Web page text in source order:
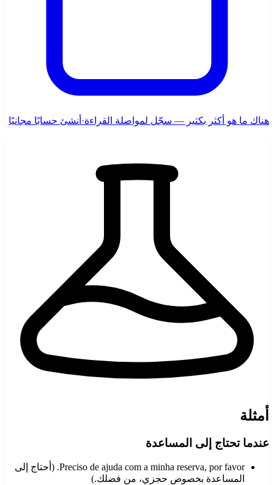
هناك ما هو أكثر بكثير — سجّل لمواصلة القراءة· أنشئ حسابًا مجانيًا
أمثلة
عندما تحتاج إلى المساعدة
Preciso de ajuda com a minha reserva, por favor. (أحتاج إلى
المساعدة بخصوص حجزي، من فضلك.)